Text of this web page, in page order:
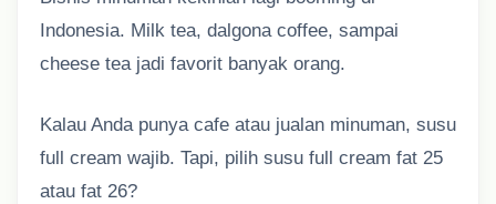
Indonesia. Milk tea, dalgona coffee, sampai
cheese tea jadi favorit banyak orang.
Kalau Anda punya cafe atau jualan minuman, susu
full cream wajib. Tapi, pilih susu full cream fat 25
atau fat 26?